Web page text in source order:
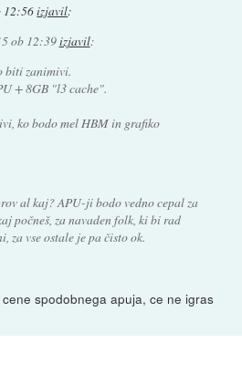
12:56izjavil:
ob 12:39izjavil:
biti zanimivi.
+ 8GB "l3 cache".
ko bodo mel HBM in grafiko
al kaj? APU-ji bodo vedno cepal za
počneš, za navaden folk, ki bi rad
za vse ostale je pa čisto ok.
spodobnega apuja, ce ne igras